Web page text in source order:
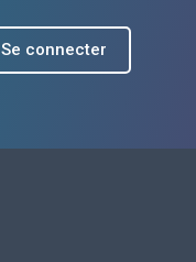
Se connecter